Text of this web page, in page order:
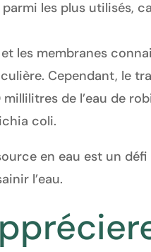
les plus utilisés,
les membranes
Cependant, le
de l’eau de
coli.
en eau est un défi
l’eau.